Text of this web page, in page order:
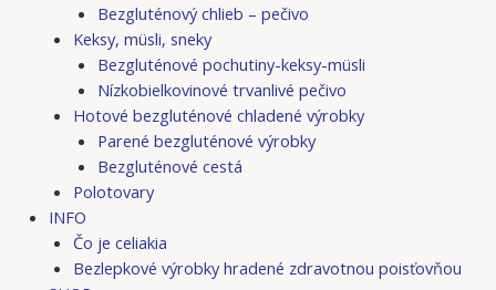
Bezgluténový chlieb – pečivo
Keksy, müsli, sneky
Bezgluténové pochutiny-keksy-müsli
Nízkobielkovinové trvanlivé pečivo
Hotové bezgluténové chladené výrobky
Parené bezgluténové výrobky
Bezgluténové cestá
Polotovary
INFO
Čo je celiakia
Bezlepkové výrobky hradené zdravotnou poisťovňou